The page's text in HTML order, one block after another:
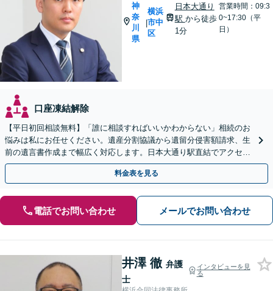
神
奈
川
県
|
横浜
市中
区
日本大通り
駅 から徒歩
1分
営業時間：09:3
0~17:30（平
日）
口座凍結解除
【平日初回相談無料】「誰に相談すればいいかわからない」相続のお
悩みは私にお任せください。遺産分割協議から遺留分侵害額請求、生
前の遺言書作成まで幅広く対応します。日本大通り駅直結でアクセス
良好。まずはご相談を。
料金表を見る
電話でお問い合わせ メールでお問い合わせ
井澤 徹 弁護
士
インタビューを見
る